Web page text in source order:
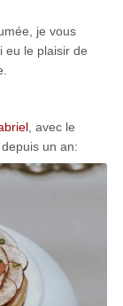
je vous
eu le plaisir de
, avec le
un an: